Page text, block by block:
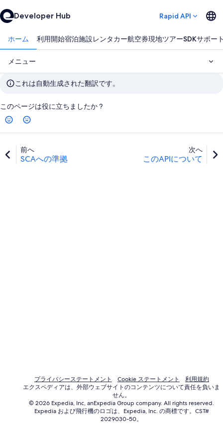
Developer Hub Rapid API
ホーム 利用開始宿泊施設レンタカー航空券現地ツアーSDKサポー
メニュー
これは自動生成された翻訳です。
このページは役に立ちましたか ?
前へ
SCAへの準拠
次へ
このAPIについて
プライバシーステートメント Cookie ステートメント
利用規約
エクスペディアは、外部ウェブサイトのコンテンツについて責任を負いま
せん。
© 2026 Expedia, Inc, anExpedia Group company. All rights reserved.
Expedia および飛行機のロゴは、Expedia, Inc. の商標です。CST#
2029030-50。